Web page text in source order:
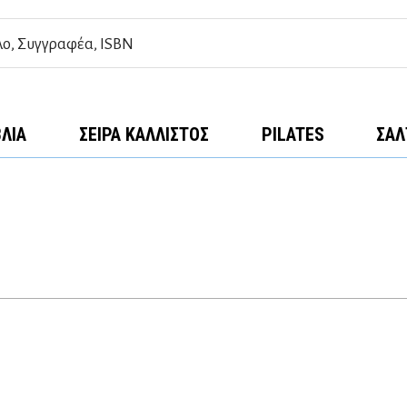
ΣΕΙΡΆ ΚΆΛΛΙΣΤΟΣ PILATES